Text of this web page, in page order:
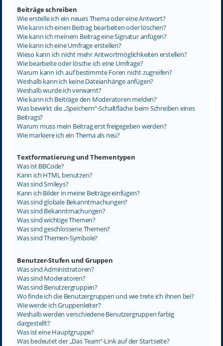
Beiträge schreiben
Wie erstelle ich ein neues Thema oder eine Antwort?
Wie kann ich einen Beitrag bearbeiten oder löschen?
Wie kann ich meinem Beitrag eine Signatur anfügen?
Wie kann ich eine Umfrage erstellen?
Wieso kann ich nicht mehr Antwortmöglichkeiten erstellen?
Wie bearbeite oder lösche ich eine Umfrage?
Warum kann ich auf bestimmte Foren nicht zugreifen?
Weshalb kann ich keine Dateianhänge anfügen?
Weshalb wurde ich verwarnt?
Wie kann ich Beiträge den Moderatoren melden?
Was bewirkt die „Speichern“-Schaltfläche beim Schreiben eines
Beitrags?
Warum muss mein Beitrag erst freigegeben werden?
Wie markiere ich ein Thema als neu?
Textformatierung und Thementypen
Was ist BBCode?
Kann ich HTML benutzen?
Was sind Smileys?
Kann ich Bilder in meine Beiträge einfügen?
Was sind globale Bekanntmachungen?
Was sind Bekanntmachungen?
Was sind wichtige Themen?
Was sind geschlossene Themen?
Was sind Themen-Symbole?
Benutzer-Stufen und Gruppen
Was sind Administratoren?
Was sind Moderatoren?
Was sind Benutzergruppen?
Wo finde ich die Benutzergruppen und wie trete ich ihnen bei?
Wie werde ich Gruppenleiter?
Weshalb werden verschiedene Benutzergruppen farbig
dargestellt?
Was ist eine Hauptgruppe?
Was bedeutet der „Das Team“-Link auf der Startseite?